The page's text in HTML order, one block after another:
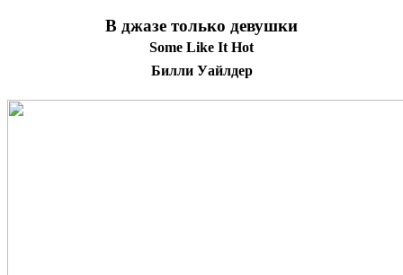
В джазе только девушки
Some Like It Hot
Билли Уайлдер